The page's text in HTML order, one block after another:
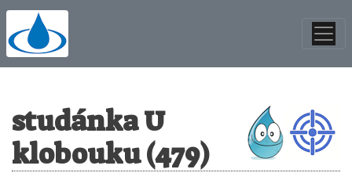
studánka U
klobouku (479)